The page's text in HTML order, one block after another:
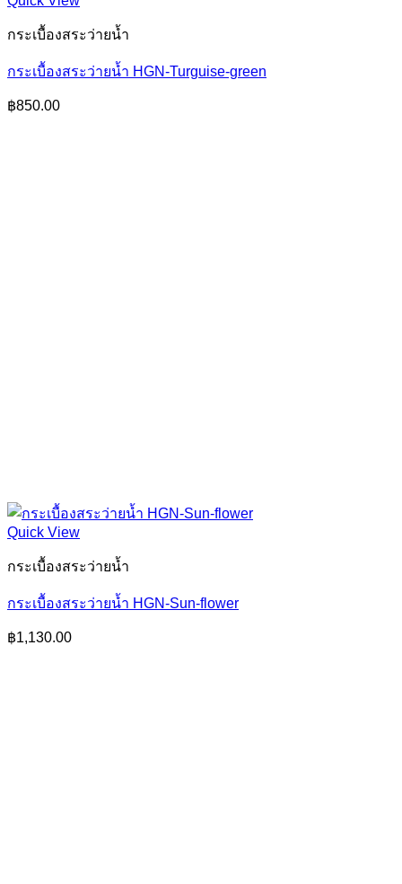
กระเบื้องสระว่ายน้ำ
กระเบื้องสระว่ายน้ำ HGN-Turguise-green
฿850.00
Quick View
กระเบื้องสระว่ายน้ำ
กระเบื้องสระว่ายน้ำ HGN-Sun-flower
฿1,130.00